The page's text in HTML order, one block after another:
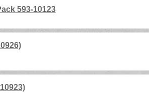
593-10123